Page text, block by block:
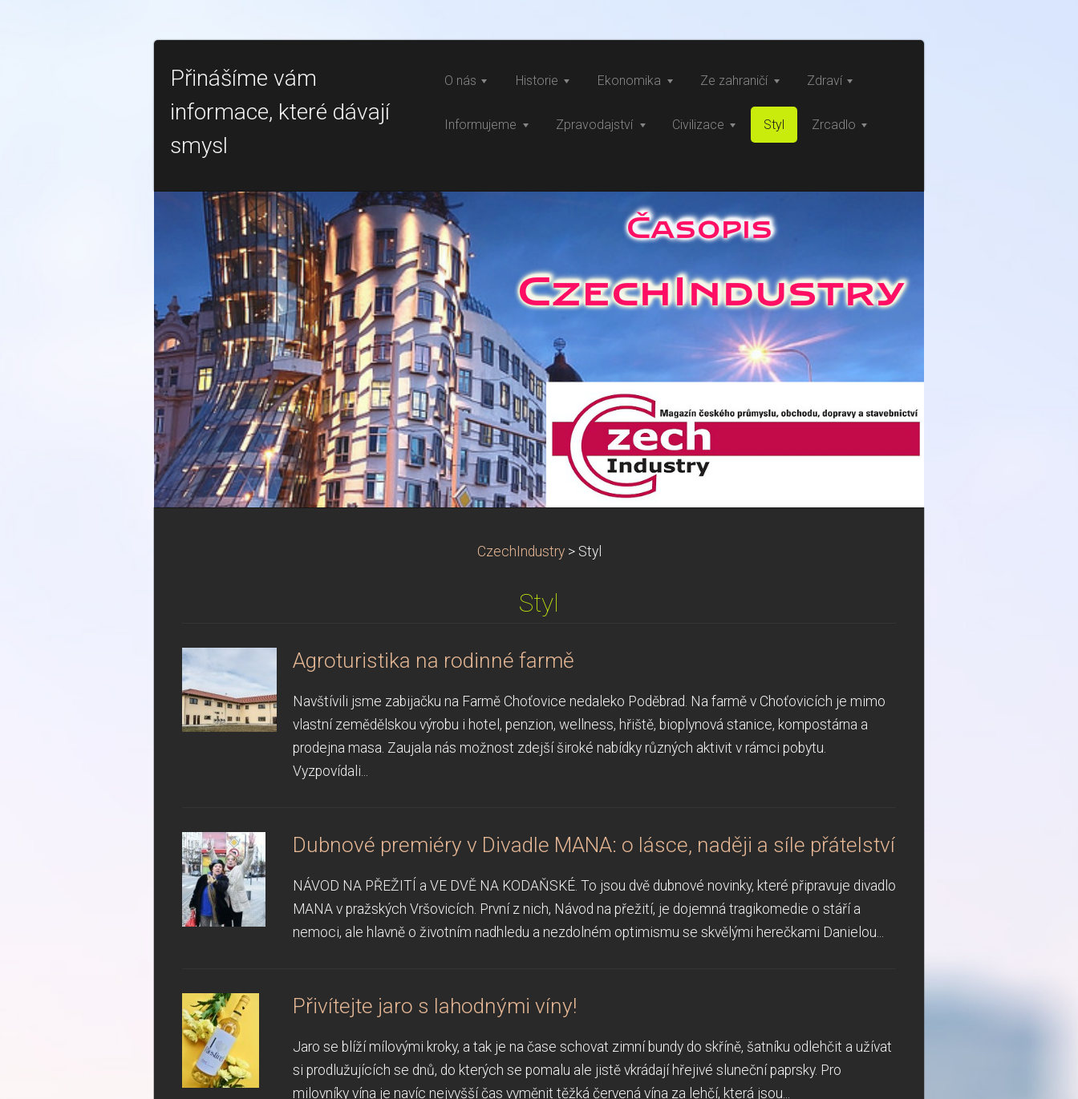
Přinášíme vám
informace, které dávají
smysl
O nás Historie Ekonomika Ze zahraničí Zdraví
Informujeme Zpravodajství Civilizace Styl Zrcadlo
CzechIndustry > Styl
Styl
Agroturistika na rodinné farmě
Navštívili jsme zabijačku na Farmě Choťovice nedaleko Poděbrad. Na farmě v Choťovicích je mimo
vlastní zemědělskou výrobu i hotel, penzion, wellness, hřiště, bioplynová stanice, kompostárna a
prodejna masa. Zaujala nás možnost zdejší široké nabídky různých aktivit v rámci pobytu.
Vyzpovídali...
Dubnové premiéry v Divadle MANA: o lásce, naději a síle přátelství
NÁVOD NA PŘEŽITÍ a VE DVĚ NA KODAŇSKÉ. To jsou dvě dubnové novinky, které připravuje divadlo
MANA v pražských Vršovicích. První z nich, Návod na přežití, je dojemná tragikomedie o stáří a
nemoci, ale hlavně o životním nadhledu a nezdolném optimismu se skvělými herečkami Danielou...
Přivítejte jaro s lahodnými víny!
Jaro se blíží mílovými kroky, a tak je na čase schovat zimní bundy do skříně, šatníku odlehčit a užívat
si prodlužujících se dnů, do kterých se pomalu ale jistě vkrádají hřejivé sluneční paprsky. Pro
milovníky vína je navíc nejvyšší čas vyměnit těžká červená vína za lehčí, která jsou...